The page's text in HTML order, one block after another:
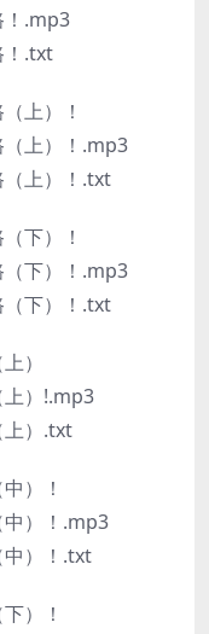
！.mp3
！.txt
上）！
上）！.mp3
（上）！.txt
下）！
下）！.mp3
（下）！.txt
）
上）!.mp3
上）.txt
）！
中）！.mp3
中）！.txt
）！